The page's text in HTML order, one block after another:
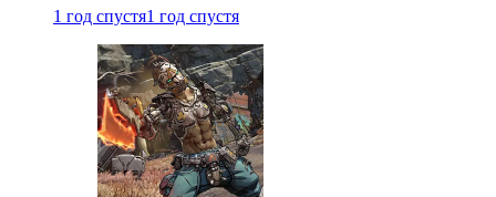
1 год спустя1 год спустя